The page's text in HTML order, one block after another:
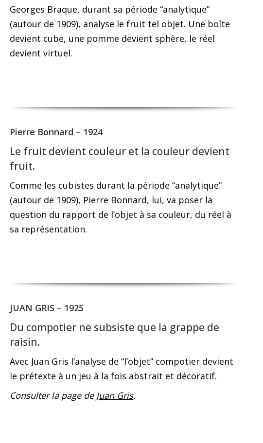
Georges Braque, durant sa période “analytique”
(autour de 1909), analyse le fruit tel objet. Une boîte
devient cube, une pomme devient sphère, le réel
devient virtuel.
Pierre Bonnard – 1924
Le fruit devient couleur et la couleur devient
fruit.
Comme les cubistes durant la période “analytique”
(autour de 1909), Pierre Bonnard, lui, va poser la
question du rapport de l’objet à sa couleur, du réel à
sa représentation.
JUAN GRIS – 1925
Du compotier ne subsiste que la grappe de
raisin.
Avec Juan Gris l’analyse de “l’objet” compotier devient
le prétexte à un jeu à la fois abstrait et décoratif.
Consulter la page de Juan Gris.